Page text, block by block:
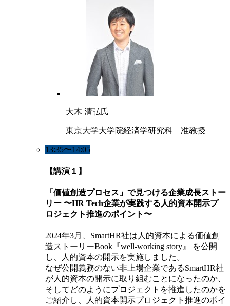
大木 清弘氏
東京大学大学院経済学研究科 准教授
13:35〜14:05
【講演１】
「価値創造プロセス」で見つける企業成長ストー
リー 〜HR Tech企業が実践する人的資本開示プ
ロジェクト推進のポイント〜
2024年3月、SmartHR社は人的資本による価値創
造ストーリーBook『well-working story』 を公開
し、人的資本の開示を実施しました。
なぜ公開義務のない非上場企業であるSmartHR社
が人的資本の開示に取り組むことになったのか、
そしてどのようにプロジェクトを推進したのかを
ご紹介し、人的資本開示プロジェクト推進のポイ